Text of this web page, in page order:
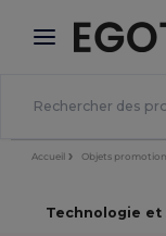
× Appli
Meilleurs
Accueil Objets
Technologie et